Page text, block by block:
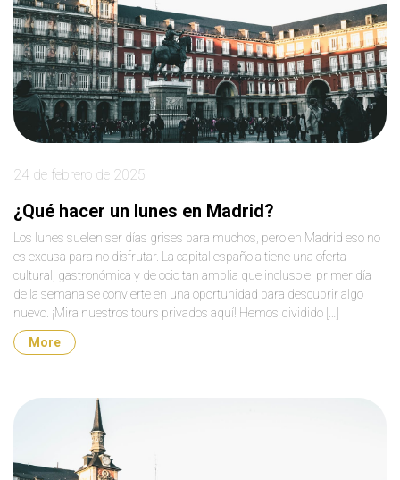
24 de febrero de 2025
¿Qué hacer un lunes en Madrid?
Los lunes suelen ser días grises para muchos, pero en Madrid eso no
es excusa para no disfrutar. La capital española tiene una oferta
cultural, gastronómica y de ocio tan amplia que incluso el primer día
de la semana se convierte en una oportunidad para descubrir algo
nuevo. ¡Mira nuestros tours privados aquí! Hemos dividido […]
More